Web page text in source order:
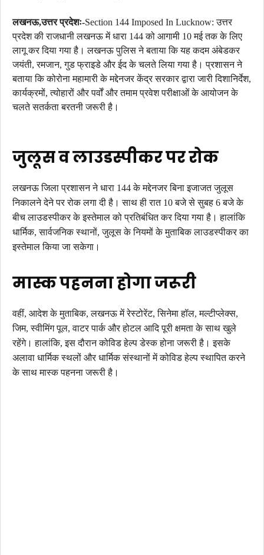
लखनऊ,उत्तर प्रदेशः-Section 144 Imposed In Lucknow: उत्तर
प्रदेश की राजधानी लखनऊ में धारा 144 को आगामी 10 मई तक के लिए
लागू कर दिया गया है। लखनऊ पुलिस ने बताया कि यह कदम अंबेडकर
जयंती, रमजान, गुड फ्राइडे और ईद के चलते लिया गया है। प्रशासन ने
बताया कि कोरोना महामारी के मद्देनजर केंद्र सरकार द्वारा जारी दिशानिर्देश,
कार्यक्रमों, त्योहारों और पर्वों और तमाम प्रवेश परीक्षाओं के आयोजन के
चलते सतर्कता बरतनी जरूरी है।
जुलूस व लाउडस्पीकर पर रोक
लखनऊ जिला प्रशासन ने धारा 144 के मद्देनजर बिना इजाजत जुलूस
निकालने देने पर रोक लगा दी है। साथ ही रात 10 बजे से सुबह 6 बजे के
बीच लाउडस्पीकर के इस्तेमाल को प्रतिबंधित कर दिया गया है। हालांकि
धार्मिक, सार्वजनिक स्थानों, जुलूस के नियमों के मुताबिक लाउडस्पीकर का
इस्तेमाल किया जा सकेगा।
मास्क पहनना होगा जरूरी
वहीं, आदेश के मुताबिक, लखनऊ में रेस्टोरेंट, सिनेमा हॉल, मल्टीप्लेक्स,
जिम, स्वीमिंग पूल, वाटर पार्क और होटल आदि पूरी क्षमता के साथ खुले
रहेंगे। हालांकि, इस दौरान कोविड हेल्प डेस्क होना जरूरी है। इसके
अलावा धार्मिक स्थलों और धार्मिक संस्थानों में कोविड हेल्प स्थापित करने
के साथ मास्क पहनना जरूरी है।